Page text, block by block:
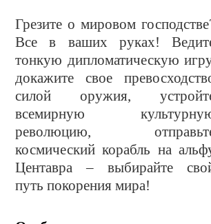
Грезите о мировом
Все в ваших руках!
тонкую дипломатическую
докажите свое
силой оружия,
всемирную
революцию,
космический корабль на
Центавра – выбирайте
путь покорения мира!